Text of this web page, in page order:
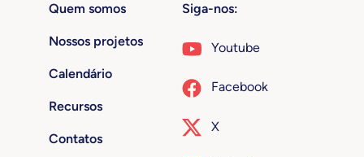
Quem somos
Nossos projetos
Calendário
Recursos
Contatos
Siga-nos:
Youtube
Facebook
X